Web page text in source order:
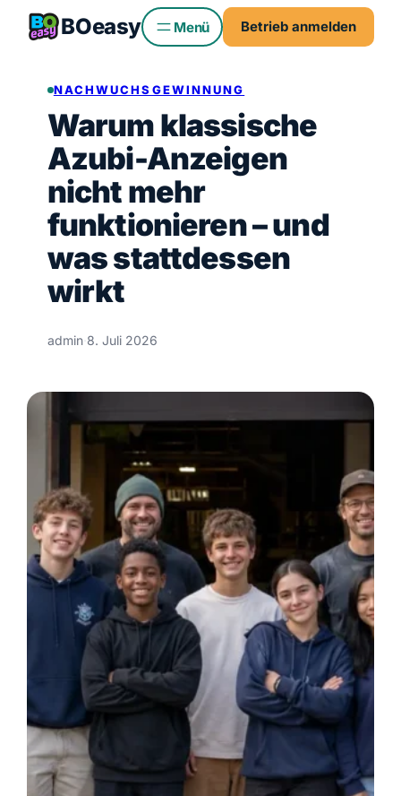
Zum
Inhalt
BOeasy Betrieb anmelden
NACHWUCHSGEWINNUNG
Warum klassische
Azubi-Anzeigen
nicht mehr
funktionieren – und
was stattdessen
wirkt
admin· 8. Juli 2026